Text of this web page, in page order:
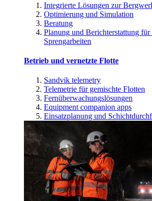
Integrierte Lösungen zur
Optimierung und Simulation
Beratung
Planung und Berichterstattung
Sprengarbeiten
Betrieb und vernetzte Flotte
Sandvik telemetry
Telemetrie für gemischte Flotten
Fernüberwachungslösungen
Equipment companion apps
Einsatzplanung und